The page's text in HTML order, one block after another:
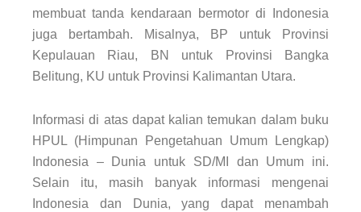
membuat tanda kendaraan bermotor di Indonesia
juga bertambah. Misalnya, BP untuk Provinsi
Kepulauan Riau, BN untuk Provinsi Bangka
Belitung, KU untuk Provinsi Kalimantan Utara.
Informasi di atas dapat kalian temukan dalam buku
HPUL (Himpunan Pengetahuan Umum Lengkap)
Indonesia – Dunia untuk SD/MI dan Umum ini.
Selain itu, masih banyak informasi mengenai
Indonesia dan Dunia, yang dapat menambah